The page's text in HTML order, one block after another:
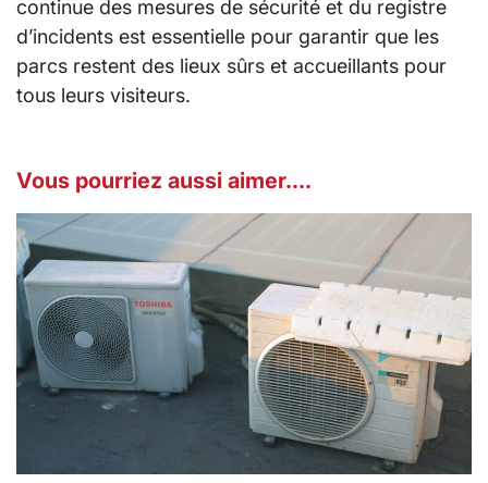
continue des mesures de sécurité et du registre
d’incidents est essentielle pour garantir que les
parcs restent des lieux sûrs et accueillants pour
tous leurs visiteurs.
Vous pourriez aussi aimer....